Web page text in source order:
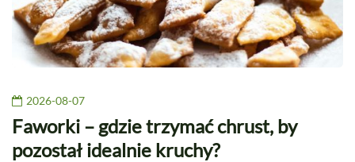
2026-08-07
Faworki – gdzie trzymać chrust, by
pozostał idealnie kruchy?